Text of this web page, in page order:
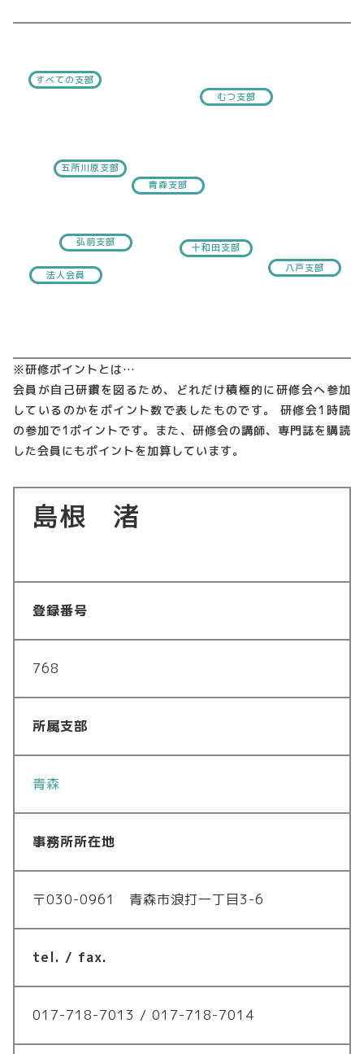
すべての支部
むつ支部
五所川原支部
青森支部
十和田支部
弘前支部
八戸支部
法人会員
※研修ポイントとは…
会員が自己研鑽を図るため、どれだけ積極的に研修会へ参加
しているのかをポイント数で表したものです。 研修会1時間
の参加で1ポイントです。また、研修会の講師、専門誌を購読
した会員にもポイントを加算しています。
島根 渚
登録番号
768
所属支部
青森
事務所所在地
〒030-0961 青森市浪打一丁目3-6
tel. / fax.
017-718-7013 / 017-718-7014